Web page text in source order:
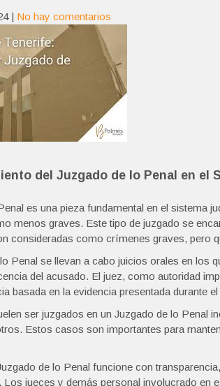
| No hay comentarios
del Juzgado de lo Penal en el
es una pieza fundamental en el sistema
menos graves. Este tipo de juzgado se
consideradas como crímenes graves, pero
Penal se llevan a cabo juicios orales en los
del acusado. El juez, como autoridad
basada en la evidencia presentada durante
ser juzgados en un Juzgado de lo Penal
Estos casos son importantes para
de lo Penal funcione con
Los jueces y demás personal involucrado